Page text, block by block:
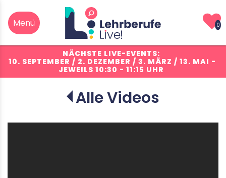
0
NÄCHSTE LIVE-EVENTS:
10. SEPTEMBER / 2. DEZEMBER / 3. MÄRZ / 13. MAI -
JEWEILS 10:30 - 11:15 UHR
Alle Videos